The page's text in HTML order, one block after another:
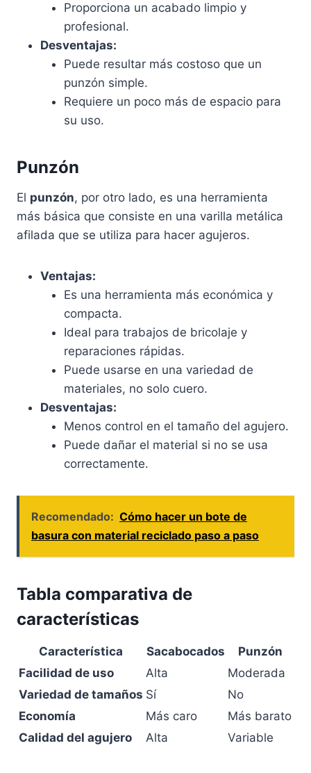
Proporciona un acabado limpio y
profesional.
Desventajas:
Puede resultar más costoso que un
punzón simple.
Requiere un poco más de espacio para
su uso.
Punzón
El punzón, por otro lado, es una herramienta
más básica que consiste en una varilla metálica
afilada que se utiliza para hacer agujeros.
Ventajas:
Es una herramienta más económica y
compacta.
Ideal para trabajos de bricolaje y
reparaciones rápidas.
Puede usarse en una variedad de
materiales, no solo cuero.
Desventajas:
Menos control en el tamaño del agujero.
Puede dañar el material si no se usa
correctamente.
Recomendado: Cómo hacer un bote de
basura con material reciclado paso a paso
Tabla comparativa de
características
Característica Sacabocados
Punzón
Facilidad de uso
Alta
Moderada
Variedad de tamaños Sí
No
Economía
Más caro
Más barato
Calidad del agujero
Alta Variable